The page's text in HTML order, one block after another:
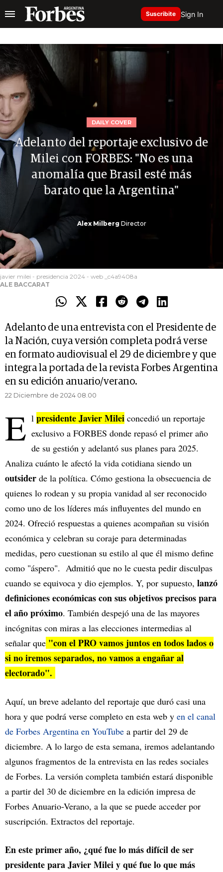
Suscribite Sign In
DAILY COVER
Adelanto del reportaje exclusivo de
Milei con FORBES: "No es una
anomalía que Brasil esté más
barato que la Argentina"
Alex Milberg Director
javier milei - presidencia 2024 - web _c4a9408a
ALE BACCARAT
Adelanto de una entrevista con el Presidente de
la Nación, cuya versión completa podrá verse
en formato audiovisual el 29 de diciembre y que
integra la portada de la revista Forbes Argentina
en su edición anuario/verano.
22 Diciembre de 2024 08.00
E l presidente Javier Milei concedió un reportaje
exclusivo a FORBES donde repasó el primer año
de su gestión y adelantó sus planes para 2025.
Analiza cuánto le afectó la vida cotidiana siendo un
outsider de la política. Cómo gestiona la obsecuencia de
quienes lo rodean y su propia vanidad al ser reconocido
como uno de los líderes más influyentes del mundo en
2024. Ofreció respuestas a quienes acompañan su visión
económica y celebran su coraje para determinadas
medidas, pero cuestionan su estilo al que él mismo define
como "áspero". Admitió que no le cuesta pedir disculpas
cuando se equivoca y dio ejemplos. Y, por supuesto, lanzó
definiciones económicas con sus objetivos precisos para
el año próximo. También despejó una de las mayores
incógnitas con miras a las elecciones intermedias al
señalar que "con el PRO vamos juntos en todos lados o
si no iremos separados, no vamos a engañar al
electorado".
Aquí, un breve adelanto del reportaje que duró casi una
hora y que podrá verse completo en esta web y en el canal
de Forbes Argentina en YouTube a partir del 29 de
diciembre. A lo largo de esta semana, iremos adelantando
algunos fragmentos de la entrevista en las redes sociales
de Forbes. La versión completa también estará disponible
a partir del 30 de diciembre en la edición impresa de
Forbes Anuario-Verano, a la que se puede acceder por
suscripción. Extractos del reportaje.
En este primer año, ¿qué fue lo más difícil de ser
presidente para Javier Milei y qué fue lo que más